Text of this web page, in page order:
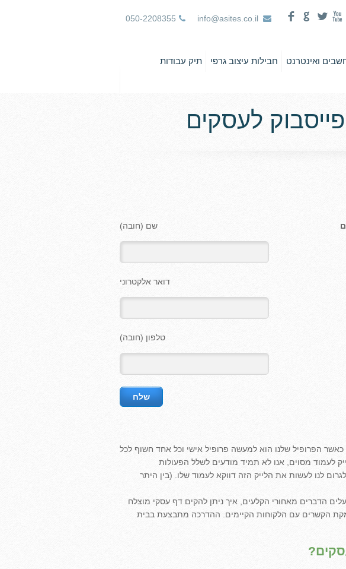
050-2208355 info@asites.co.il F G L X
ואינטרנט חבילות עיצוב גרפי תיק עבודות
לעסקים
שם (חובה)
דואר אלקטרוני
טלפון (חובה)
הפרופיל שלנו הוא למעשה פרופיל אישי וכל אחד חשוף לכל
לעמוד מסוים, אנו לא תמיד מודעים לשלל הפעולות
לנו לעשות את הלייק הזה דווקא לעמוד שלו. (בין היתר
הדברים מאחורי הקלעים, איך ניתן להקים דף עסקי מוצלח
הקשרים עם הלקוחות הקיימים. ההדרכה מתבצעת בבית